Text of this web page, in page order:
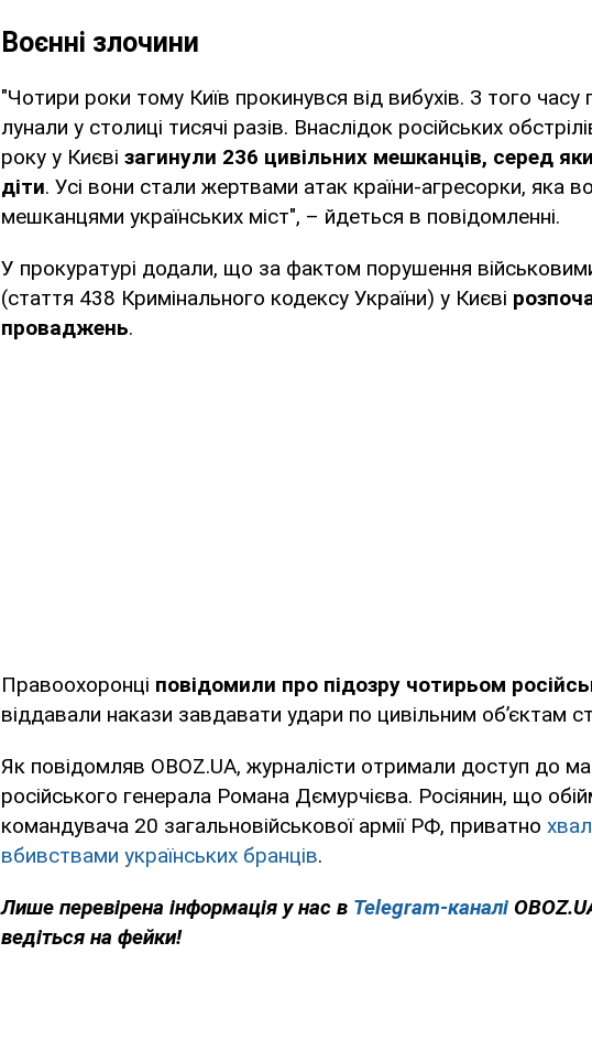
Воєнні злочини
"Чотири роки тому Київ прокинувся від вибухів. З того часу
лунали у столиці тисячі разів. Внаслідок російських
року у Києві загинули 236 цивільних мешканців, серед
діти. Усі вони стали жертвами атак країни-агресорки, яка
мешканцями українських міст", – йдеться в повідомленні.
У прокуратурі додали, що за фактом порушення
(стаття 438 Кримінального кодексу України) у Києві
проваджень.
Правоохоронці повідомили про підозру чотирьом
віддавали накази завдавати удари по цивільним об’єктам
Як повідомляв OBOZ.UA, журналісти отримали доступ до
російського генерала Романа Дємурчієва. Росіянин, що
командувача 20 загальновійськової армії РФ, приватно
вбивствами українських бранців.
Лише перевірена інформація у нас в Telegram-каналі
ведіться на фейки!